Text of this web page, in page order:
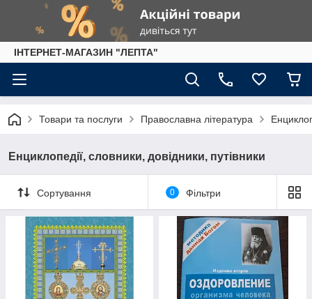
IНТЕРНЕТ-МАГАЗИН "ЛЕПТА"
Товари та послуги Православна література
Енциклопедії, словники, довідники, путівники
Сортування 0 Фільтри